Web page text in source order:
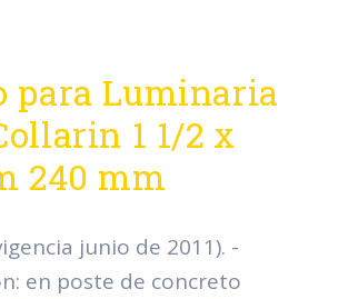
para Luminaria
1 1/2 x
240 mm
junio de 2011). -
en poste de concreto